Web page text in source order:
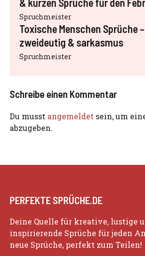
Spruchmeister
Toxische Menschen Sprüche
zweideutig & sarkasmus
Spruchmeister
Schreibe einen Kommentar
Du musst angemeldet sein, um
abzugeben.
PERFEKTE SPRÜCHE.DE
Deine Quelle für kreative, lustige
inspirierende Sprüche für jeden
neue Sprüche, perfekt zum Teilen!